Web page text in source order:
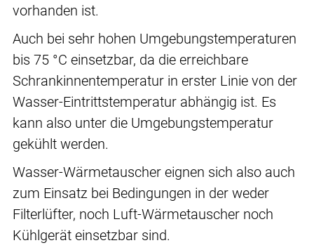
vorhanden ist.
Auch bei sehr hohen Umgebungstemperaturen
bis 75 °C einsetzbar, da die erreichbare
Schrankinnentemperatur in erster Linie von der
Wasser-Eintrittstemperatur abhängig ist. Es
kann also unter die Umgebungstemperatur
gekühlt werden.
Wasser-Wärmetauscher eignen sich also auch
zum Einsatz bei Bedingungen in der weder
Filterlüfter, noch Luft-Wärmetauscher noch
Kühlgerät einsetzbar sind.